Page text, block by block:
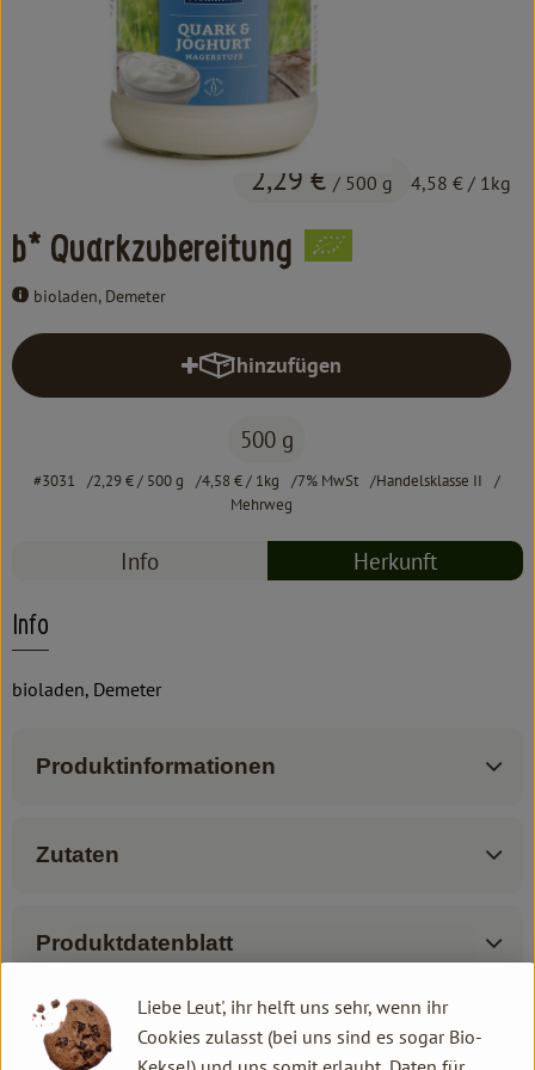
Kochen & Backen
Süß & Pikant
Einkaufen
Über uns
b* Quarkzubereitung
bioladen, Demeter
2,29 € / 500 g 4,58 € / 1kg
hinzufügen
Produkt zum Warenkorb
500 g
#3031 2,29 €/ 500 g 4,58 €/ 1kg 7% MwSt
Handelsklasse II
Mehrweg
Info Herkunft
Info
bioladen, Demeter
Produktinformationen
Zutaten
Produktdatenblatt
Herkunft
Liebe Leut', ihr helft uns sehr, wenn ihr
Cookies zulasst (bei uns sind es sogar Bio-